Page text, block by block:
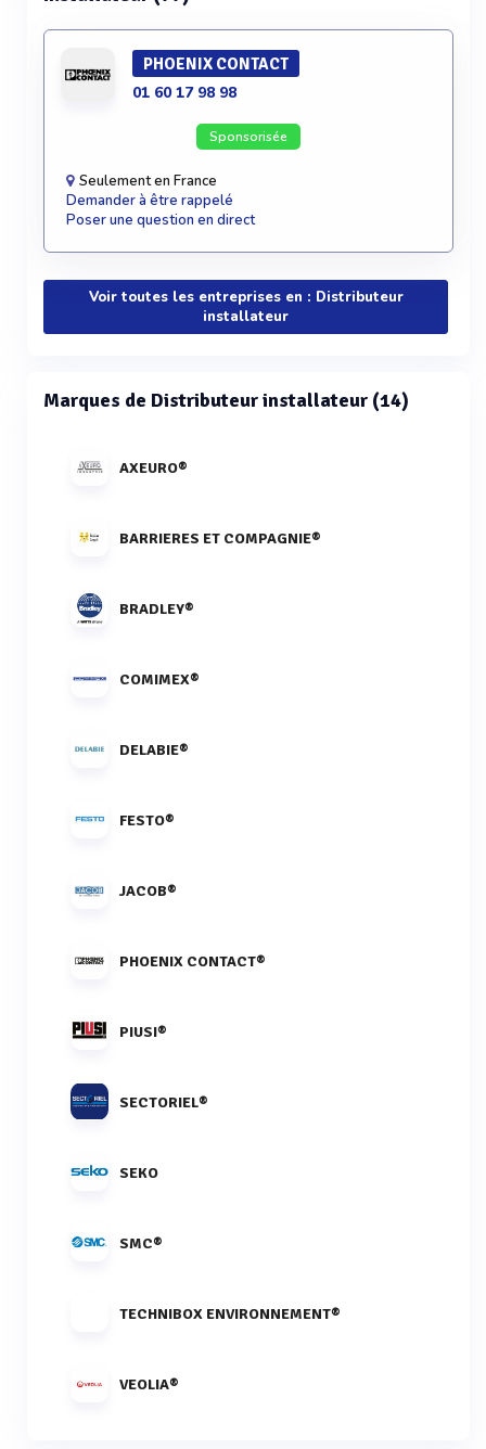
PHOENIX CONTACT
01 60 17 98 98
Sponsorisée
Seulement en France
Demander à être rappelé
Poser une question en direct
Voir toutes les entreprises en : Distributeur
installateur
Marques de Distributeur installateur (14)
AXEURO®
BARRIERES ET COMPAGNIE®
BRADLEY®
COMIMEX®
DELABIE®
FESTO®
JACOB®
PHOENIX CONTACT®
PIUSI®
SECTORIEL®
SEKO
SMC®
TECHNIBOX ENVIRONNEMENT®
VEOLIA®